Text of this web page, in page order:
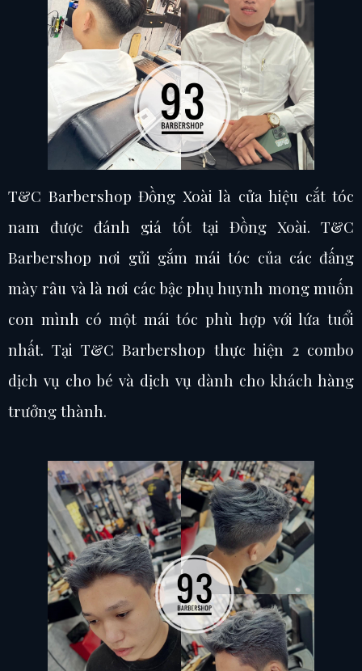
T&C Barbershop Đồng Xoài là cửa hiệu cắt tóc
nam được đánh giá tốt tại Đồng Xoài. T&C
Barbershop nơi gửi gắm mái tóc của các đấng
mày râu và là nơi các bậc phụ huynh mong muốn
con mình có một mái tóc phù hợp với lứa tuổi
nhất. Tại T&C Barbershop thực hiện 2 combo
dịch vụ cho bé và dịch vụ dành cho khách hàng
trưởng thành.